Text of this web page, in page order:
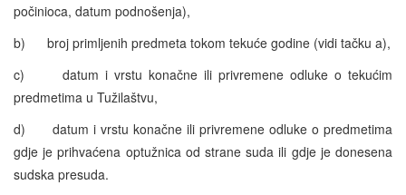
počinioca, datum podnošenja),
b) broj primljenih predmeta tokom tekuće godine (vidi tačku a),
c) datum i vrstu konačne ili privremene odluke o tekućim
predmetima u Tužilaštvu,
d) datum i vrstu konačne ili privremene odluke o predmetima
gdje je prihvaćena optužnica od strane suda ili gdje je donesena
sudska presuda.